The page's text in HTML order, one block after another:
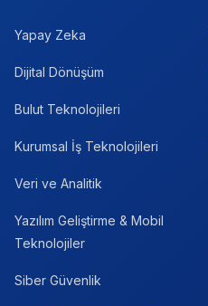
Yapay Zeka
Dijital Dönüşüm
Bulut Teknolojileri
Kurumsal İş Teknolojileri
Veri ve Analitik
Yazılım Geliştirme & Mobil
Teknolojiler
Siber Güvenlik